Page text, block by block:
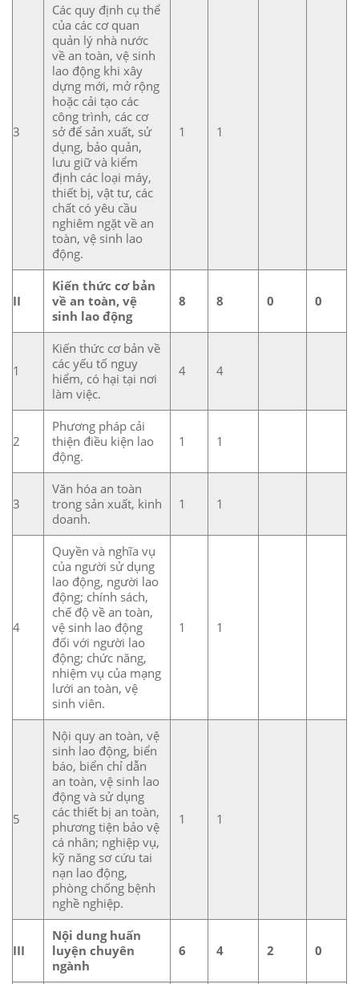
3
Các quy định cụ thể
của các cơ quan
quản lý nhà nước
về an toàn, vệ sinh
lao động khi xây
dựng mới, mở rộng
hoặc cải tạo các
công trình, các cơ
sở để sản xuất, sử
dụng, bảo quản,
lưu giữ và kiểm
định các loại máy,
thiết bị, vật tư, các
chất có yêu cầu
nghiêm ngặt về an
toàn, vệ sinh lao
động.
1 1
II
Kiến thức cơ bản
về an toàn, vệ
sinh lao động
8 8 0 0
1
Kiến thức cơ bản về
các yếu tố nguy
hiểm, có hại tại nơi
làm việc.
4 4
2
Phương pháp cải
thiện điều kiện lao
động.
1 1
3
Văn hóa an toàn
trong sản xuất, kinh
doanh.
1 1
4
Quyền và nghĩa vụ
của người sử dụng
lao động, người lao
động; chính sách,
chế độ về an toàn,
vệ sinh lao động
đối với người lao
động; chức năng,
nhiệm vụ của mạng
lưới an toàn, vệ
sinh viên.
1 1
5
Nội quy an toàn, vệ
sinh lao động, biển
báo, biển chỉ dẫn
an toàn, vệ sinh lao
động và sử dụng
các thiết bị an toàn,
phương tiện bảo vệ
cá nhân; nghiệp vụ,
kỹ năng sơ cứu tai
nạn lao động,
phòng chống bệnh
nghề nghiệp.
1 1
III
Nội dung huấn
luyện chuyên
ngành
6 4 2 0